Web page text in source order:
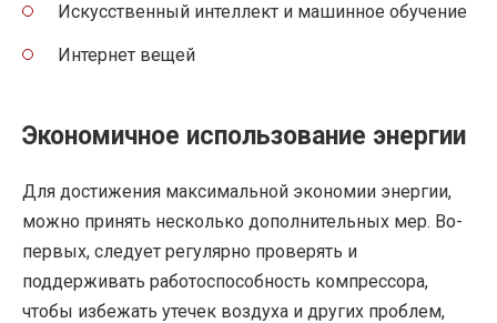
Искусственный интеллект и машинное обучение
Интернет вещей
Экономичное использование энергии
Для достижения максимальной экономии энергии,
можно принять несколько дополнительных мер. Во-
первых, следует регулярно проверять и
поддерживать работоспособность компрессора,
чтобы избежать утечек воздуха и других проблем,